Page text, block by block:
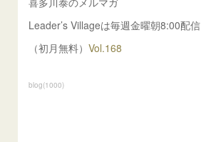
Leader’s Villageは毎週金曜朝8:00配信
（初月無料）Vol.168
blog(1000)